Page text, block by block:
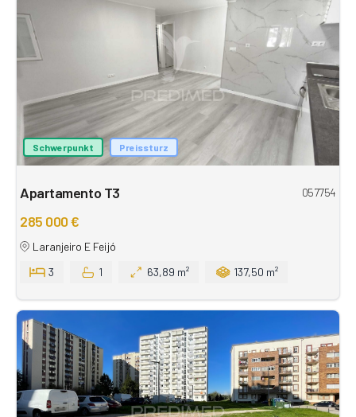
Schwerpunkt Preissturz
Apartamento T3 057754
285 000 €
Laranjeiro E Feijó
3
1 63,89 m² 137,50 m²